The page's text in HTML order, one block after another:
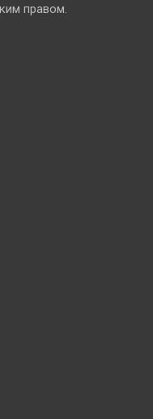
правом.